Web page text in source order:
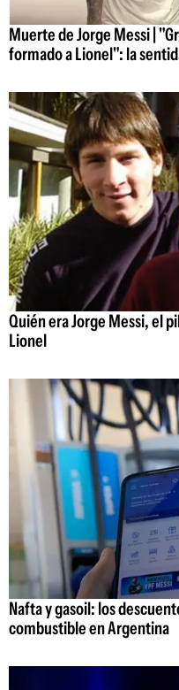
Muerte de Jorge Messi |
formado a Lionel": la
Quién era Jorge Messi, el
Lionel
Nafta y gasoil: los
combustible en Argentina